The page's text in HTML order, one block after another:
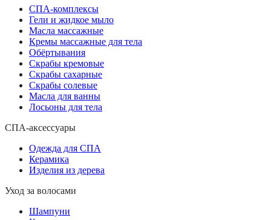
СПА-комплексы
Гели и жидкое мыло
Масла массажные
Кремы массажные для тела
Обёртывания
Скрабы кремовые
Скрабы сахарные
Скрабы солевые
Масла для ванны
Лосьоны для тела
СПА-аксессуары
Одежда для СПА
Керамика
Изделия из дерева
Уход за волосами
Шампуни